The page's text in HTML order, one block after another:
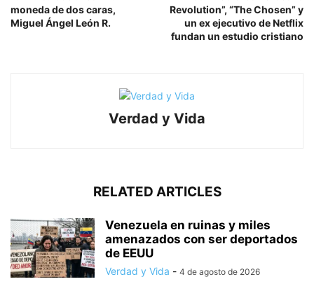
moneda de dos caras,
Miguel Ángel León R.
Revolution”, “The Chosen” y
un ex ejecutivo de Netflix
fundan un estudio cristiano
Verdad y Vida
RELATED ARTICLES
Venezuela en ruinas y miles
amenazados con ser deportados
de EEUU
Verdad y Vida - 4 de agosto de 2026